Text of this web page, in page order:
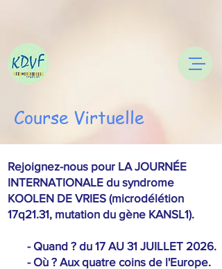
Course Virtuelle
Rejoignez-nous pour LA JOURNÉE
INTERNATIONALE du syndrome
KOOLEN DE VRIES (microdélétion
17q21.31, mutation du gène KANSL1).
- Quand ? du 17 AU 31 JUILLET 2026.
- Où ? Aux quatre coins de l'Europe.